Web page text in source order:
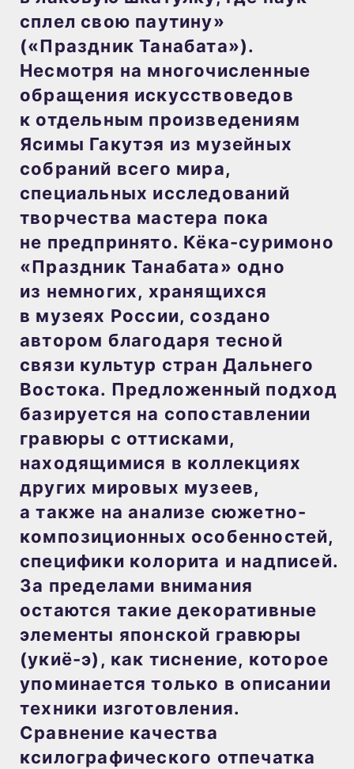
сплел свою паутину»
(«Праздник Танабата»).
Несмотря на многочисленные
обращения искусствоведов
к отдельным произведениям
Ясимы Гакутэя из музейных
собраний всего мира,
специальных исследований
творчества мастера пока
не предпринято. Кёка-суримоно
«Праздник Танабата» одно
из немногих, хранящихся
в музеях России, создано
автором благодаря тесной
связи культур стран Дальнего
Востока. Предложенный подход
базируется на сопоставлении
гравюры с оттисками,
находящимися в коллекциях
других мировых музеев,
а также на анализе сюжетно-
композиционных особенностей,
специфики колорита и надписей.
За пределами внимания
остаются такие декоративные
элементы японской гравюры
(укиё-э), как тиснение, которое
упоминается только в описании
техники изготовления.
Сравнение качества
ксилографического отпечатка